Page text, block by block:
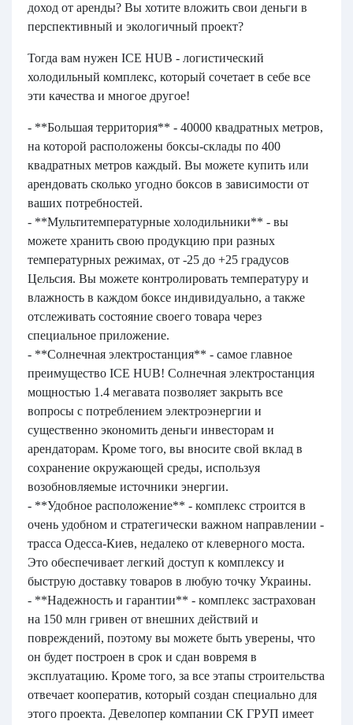
доход от аренды? Вы хотите вложить свои деньги в
перспективный и экологичный проект?
Тогда вам нужен ICE HUB - логистический
холодильный комплекс, который сочетает в себе все
эти качества и многое другое!
- **Большая территория** - 40000 квадратных метров,
на которой расположены боксы-склады по 400
квадратных метров каждый. Вы можете купить или
арендовать сколько угодно боксов в зависимости от
ваших потребностей.
- **Мультитемпературные холодильники** - вы
можете хранить свою продукцию при разных
температурных режимах, от -25 до +25 градусов
Цельсия. Вы можете контролировать температуру и
влажность в каждом боксе индивидуально, а также
отслеживать состояние своего товара через
специальное приложение.
- **Солнечная электростанция** - самое главное
преимущество ICE HUB! Солнечная электростанция
мощностью 1.4 мегавата позволяет закрыть все
вопросы с потреблением электроэнергии и
существенно экономить деньги инвесторам и
арендаторам. Кроме того, вы вносите свой вклад в
сохранение окружающей среды, используя
возобновляемые источники энергии.
- **Удобное расположение** - комплекс строится в
очень удобном и стратегически важном направлении -
трасса Одесса-Киев, недалеко от клеверного моста.
Это обеспечивает легкий доступ к комплексу и
быструю доставку товаров в любую точку Украины.
- **Надежность и гарантии** - комплекс застрахован
на 150 млн гривен от внешних действий и
повреждений, поэтому вы можете быть уверены, что
он будет построен в срок и сдан вовремя в
эксплуатацию. Кроме того, за все этапы строительства
отвечает кооператив, который создан специально для
этого проекта. Девелопер компании СК ГРУП имеет